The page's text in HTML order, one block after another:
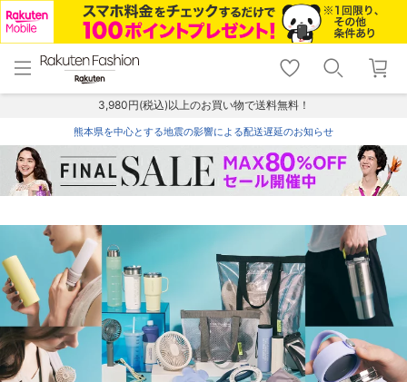
menu home
トップ
shopping_cart lock_outline
ログイン
3,980円(税込)以上のお買い物で送料無料！
熊本県を中心とする地震の影響による配送遅延のお知らせ